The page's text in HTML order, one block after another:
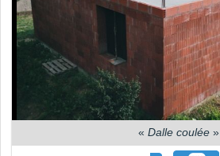
« Dalle coulée»